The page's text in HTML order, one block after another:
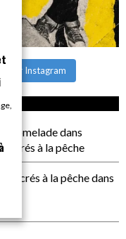
sur Instagram
P comeladedans
à la pêche
à la pêchedans